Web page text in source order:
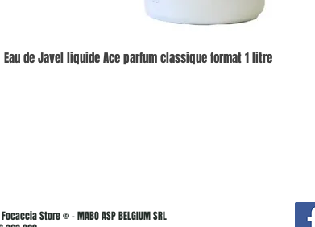
Eau de Javel liquide Ace parfum classique format 1 litre
Store © - MABO ASP BELGIUM SRL